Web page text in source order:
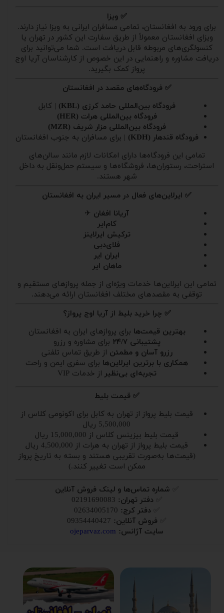
✅ ویزا
برای ورود به افغانستان، تمامی مسافران ایرانی به ویزا نیاز دارند.
ویزای افغانستان معمولاً از طریق سفارت این کشور در تهران یا
کنسولگری‌های مربوطه قابل دریافت است. شما می‌توانید برای
دریافت مشاوره و راهنمایی در این خصوص از کارشناسان آریا اوج
پرواز کمک بگیرید.
✅ فرودگاه‌های مقصد در افغانستان
فرودگاه بین‌المللی حامد کرزی (KBL)
| کابل
فرودگاه بین‌المللی هرات (HER)
فرودگاه بین‌المللی مزار شریف (MZR)
فرودگاه قندهار (KDH)
| برای مسافران به جنوب افغانستان
تمامی این فرودگاه‌ها دارای امکانات لازم مانند سالن‌های
استراحت، رستوران‌ها، فروشگاه‌ها و سیستم حمل‌ونقل به داخل
شهر هستند.
✅ ایرلاین‌های فعال در مسیر ایران به افغانستان
آریانا افغان ✈
کام‌ایر
ترکیش ایرلاینز
فلای‌دبی
ایران ایر
ماهان ایر
تمامی این ایرلاین‌ها خدمات ویژه‌ای از جمله پروازهای مستقیم و
توقفی به مقصدهای مختلف افغانستان ارائه می‌دهند.
✅ چرا خرید بلیط از آریا اوج پرواز؟
بهترین قیمت‌ها برای پروازهای ایران به افغانستان
پشتیبانی ۲۴/۷
برای مشاوره و رزرو
رزرو آسان و مطمئن از طریق تماس تلفنی
همکاری با برترین ایرلاین‌ها برای سفری ایمن و راحت
تجربه‌ای بی‌نظیر از خدمات VIP
✅ قیمت بلیط
قیمت بلیط پرواز از تهران به کابل برای اکونومی کلاس از
5,500,000 ریال
قیمت بلیط بیزینس کلاس از 15,000,000 ریال
قیمت بلیط پرواز از تهران به هرات از 4,500,000 ریال
(قیمت‌ها به‌صورت تقریبی هستند و بسته به تاریخ پرواز
ممکن است تغییر کنند.)
شماره تماس‌ها و لینک فروش آنلاین
دفتر تهران:
دفتر کرج:
فروش آنلاین:
سایت آژانس: ojeparvaz.com